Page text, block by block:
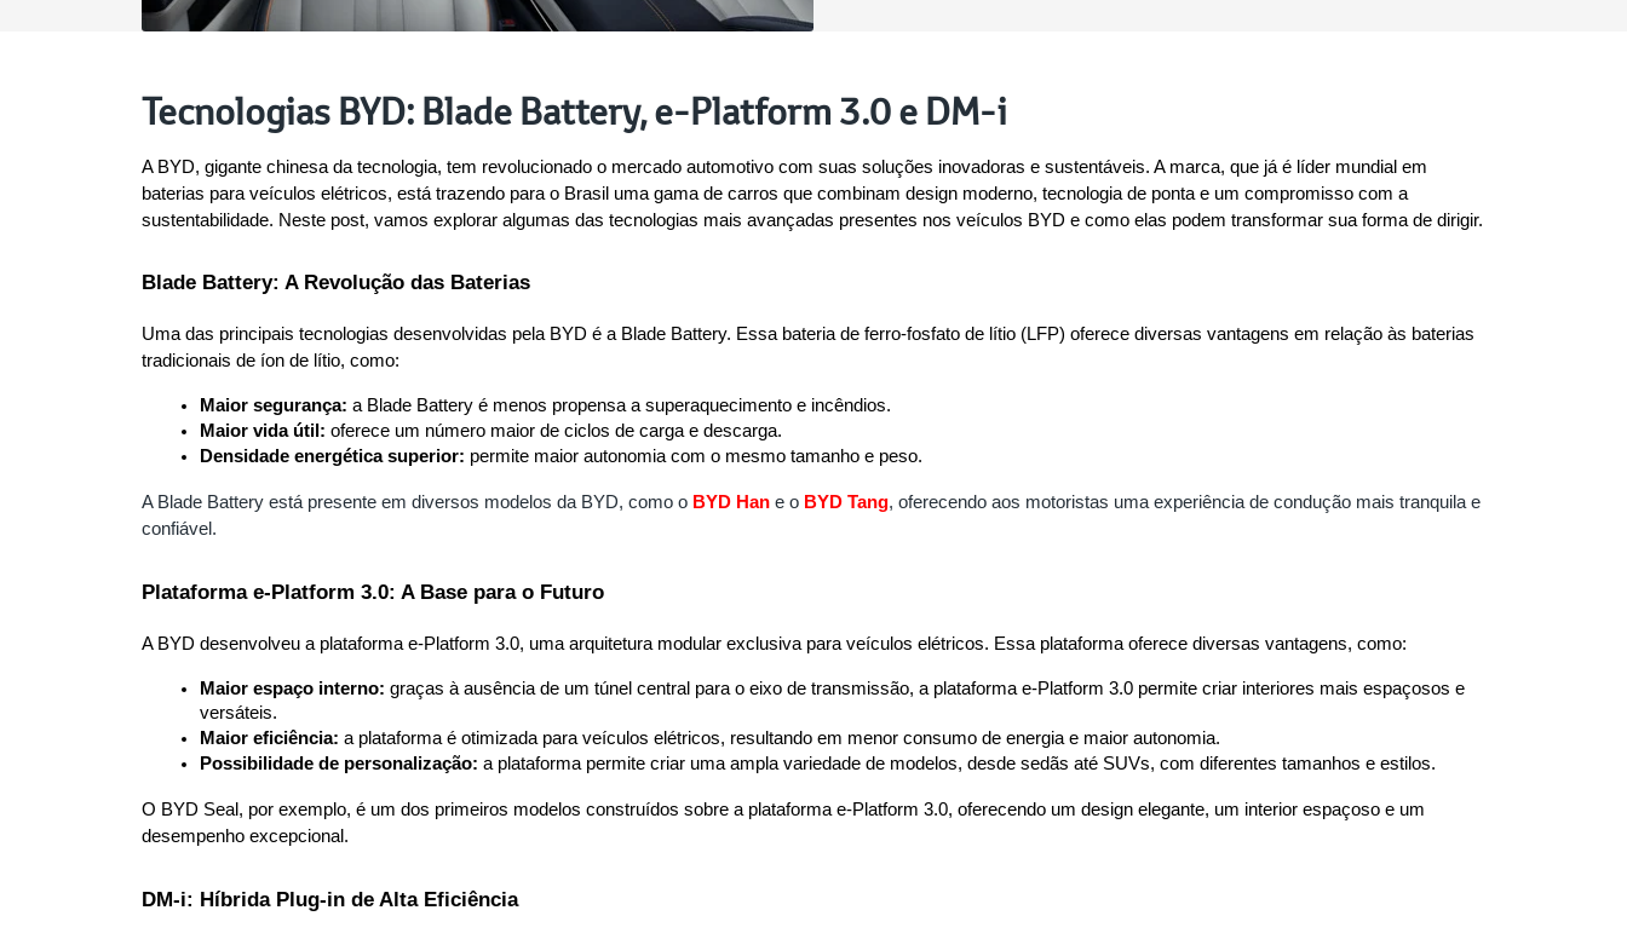
Tecnologias BYD: Blade Battery, e-Platform 3.0 e DM-i
A BYD, gigante chinesa da tecnologia, tem revolucionado o mercado automotivo com suas soluções inovadoras e sustentáveis. A marca, que já é líder mundial em
baterias para veículos elétricos, está trazendo para o Brasil uma gama de carros que combinam design moderno, tecnologia de ponta e um compromisso com a
sustentabilidade. Neste post, vamos explorar algumas das tecnologias mais avançadas presentes nos veículos BYD e como elas podem transformar sua forma de dirigir.
Blade Battery: A Revolução das Baterias
Uma das principais tecnologias desenvolvidas pela BYD é a Blade Battery. Essa bateria de ferro-fosfato de lítio (LFP) oferece diversas vantagens em relação às baterias
tradicionais de íon de lítio, como:
Maior segurança: a Blade Battery é menos propensa a superaquecimento e incêndios.
Maior vida útil: oferece um número maior de ciclos de carga e descarga.
Densidade energética superior: permite maior autonomia com o mesmo tamanho e peso.
A Blade Battery está presente em diversos modelos da BYD, como o BYD Han e o BYD Tang, oferecendo aos motoristas uma experiência de condução mais tranquila e
confiável.
Plataforma e-Platform 3.0: A Base para o Futuro
A BYD desenvolveu a plataforma e-Platform 3.0, uma arquitetura modular exclusiva para veículos elétricos. Essa plataforma oferece diversas vantagens, como:
Maior espaço interno: graças à ausência de um túnel central para o eixo de transmissão, a plataforma e-Platform 3.0 permite criar interiores mais espaçosos e
versáteis.
Maior eficiência: a plataforma é otimizada para veículos elétricos, resultando em menor consumo de energia e maior autonomia.
Possibilidade de personalização: a plataforma permite criar uma ampla variedade de modelos, desde sedãs até SUVs, com diferentes tamanhos e estilos.
O BYD Seal, por exemplo, é um dos primeiros modelos construídos sobre a plataforma e-Platform 3.0, oferecendo um design elegante, um interior espaçoso e um
desempenho excepcional.
DM-i: Híbrida Plug-in de Alta Eficiência